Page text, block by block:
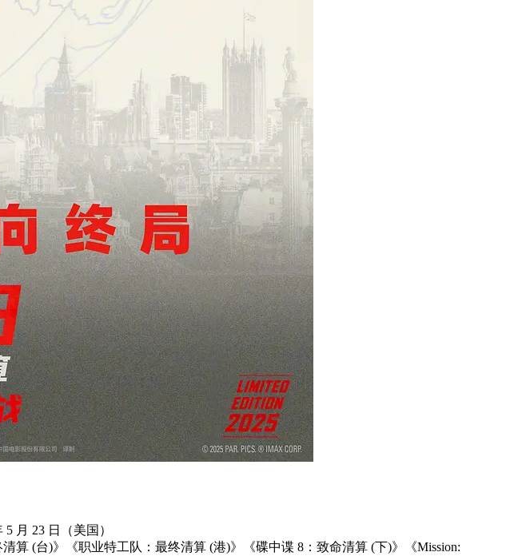
月 23 日（美国）
算 (台)》《职业特工队：最终清算 (港)》《碟中谍 8：致命清算 (下)》《Mission: